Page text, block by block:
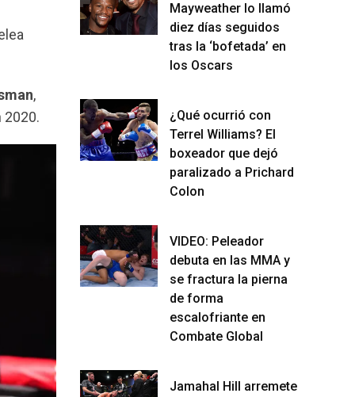
,
2020.
Mayweather lo llamó
diez días seguidos
tras la ‘bofetada’ en
los Oscars
¿Qué ocurrió con
Terrel Williams? El
boxeador que dejó
paralizado a Prichard
Colon
VIDEO: Peleador
debuta en las MMA y
se fractura la pierna
de forma
escalofriante en
Combate Global
Jamahal Hill arremete